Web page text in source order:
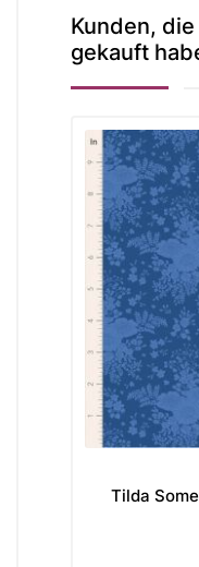
Kunden,
gekauft
Tilda